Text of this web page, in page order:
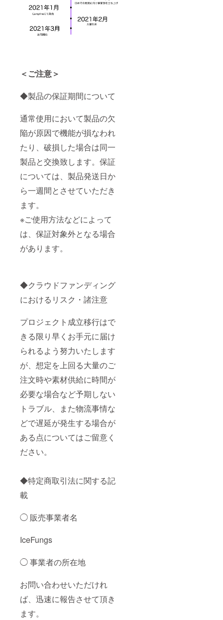
＜ご注意＞
◆製品の保証期間について
通常使用において製品の欠
陥が原因で機能が損なわれ
たり、破損した場合は同一
製品と交換致します。保証
については、製品発送日か
ら一週間とさせていただき
ます。
※ご使用方法などによって
は、保証対象外となる場合
があります。
◆クラウドファンディング
におけるリスク・諸注意
プロジェクト成立移行はで
きる限り早くお手元に届け
られるよう努力いたします
が、想定を上回る大量のご
注文時や素材供給に時間が
必要な場合など予期しない
トラブル、また物流事情な
どで遅延が発生する場合が
ある点についてはご留意く
ださい。
◆特定商取引法に関する記
載
◯ 販売事業者名
IceFungs
◯ 事業者の所在地
お問い合わせいただけれ
ば、迅速に報告させて頂き
ます。